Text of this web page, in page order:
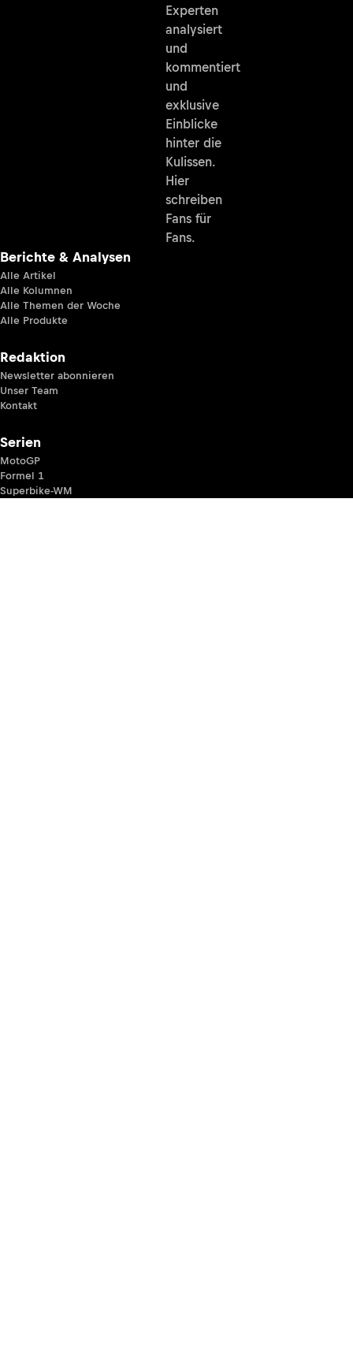
Experten
analysiert
und
kommentiert
und
exklusive
Einblicke
hinter die
Kulissen.
Hier
schreiben
Fans für
Fans.
Berichte & Analysen
Alle Artikel
Alle Kolumnen
Alle Themen der Woche
Alle Produkte
Redaktion
Newsletter abonnieren
Unser Team
Kontakt
Serien
MotoGP
Formel 1
Superbike-WM